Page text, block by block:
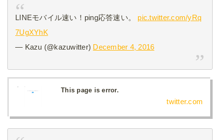
LINEモバイル速い！ping応答速い。 pic.twitter.com/yRq
7UgXYhK
— Kazu (@kazuwitter) December 4, 2016
This page is error.
twitter.com